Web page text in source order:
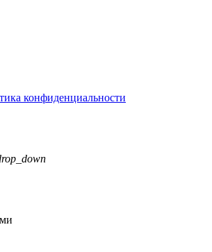
конфиденциальности